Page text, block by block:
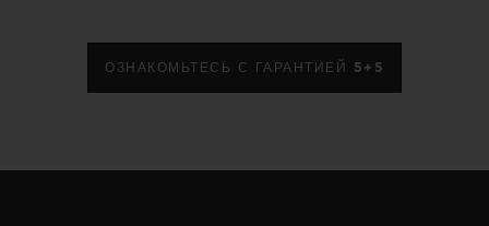
ОЗНАКОМЬТЕСЬ С ГАРАНТИЕЙ 5+5